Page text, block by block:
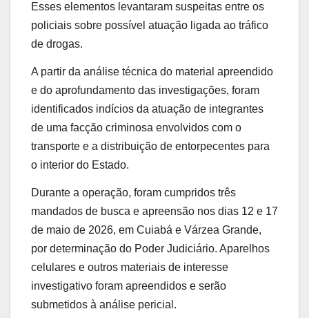
Esses elementos levantaram suspeitas entre os
policiais sobre possível atuação ligada ao tráfico
de drogas.
A partir da análise técnica do material apreendido
e do aprofundamento das investigações, foram
identificados indícios da atuação de integrantes
de uma facção criminosa envolvidos com o
transporte e a distribuição de entorpecentes para
o interior do Estado.
Durante a operação, foram cumpridos três
mandados de busca e apreensão nos dias 12 e 17
de maio de 2026, em Cuiabá e Várzea Grande,
por determinação do Poder Judiciário. Aparelhos
celulares e outros materiais de interesse
investigativo foram apreendidos e serão
submetidos à análise pericial.